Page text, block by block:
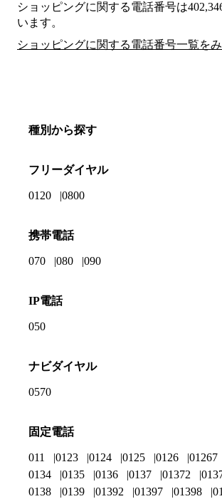
ショッピングに関する電話番号は
います。
ショッピングに関する電話番号一覧を
種別から探す
フリーダイヤル
0120 0800
携帯電話
070 080 090
IP電話
050
ナビダイヤル
0570
固定電話
011 0123 0124 0125 0126 01267
0134
0135 0136 0137 01372
0138
0139 01392 01397 01398